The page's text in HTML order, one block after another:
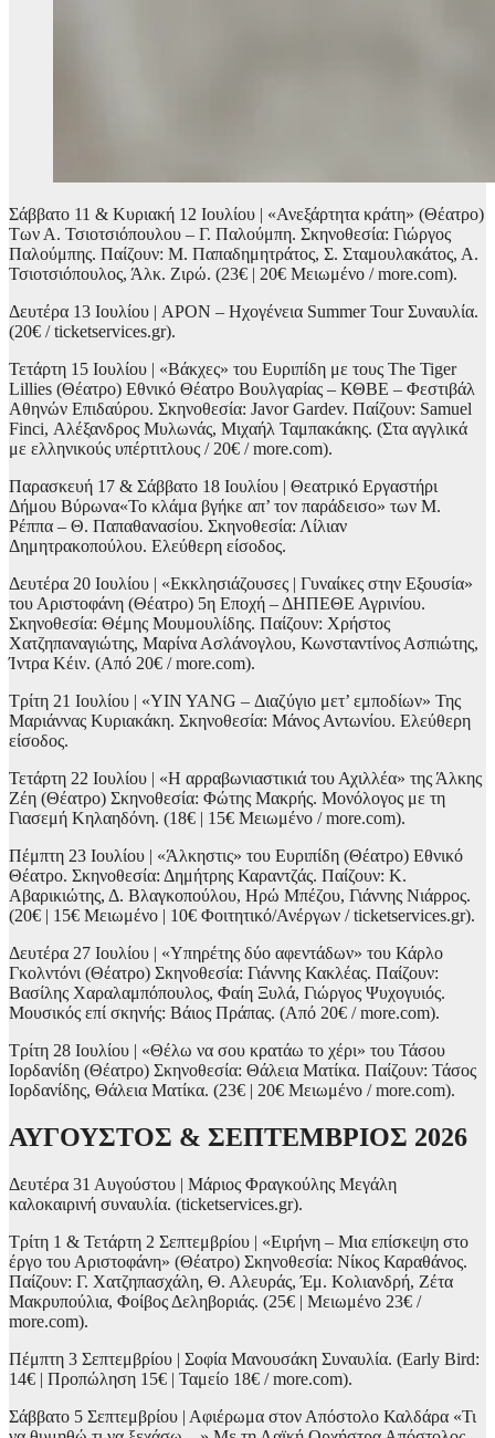
Σάββατο 11 & Κυριακή 12 Ιουλίου | «Ανεξάρτητα κράτη» (Θέατρο)
Των Α. Τσιοτσιόπουλου – Γ. Παλούμπη. Σκηνοθεσία: Γιώργος
Παλούμπης. Παίζουν: Μ. Παπαδημητράτος, Σ. Σταμουλακάτος, Α.
Τσιοτσιόπουλος, Άλκ. Ζιρώ. (23€ | 20€ Μειωμένο / more.com).
Δευτέρα 13 Ιουλίου | APON – Ηχογένεια Summer Tour Συναυλία.
(20€ / ticketservices.gr).
Τετάρτη 15 Ιουλίου | «Βάκχες» του Ευριπίδη με τους The Tiger
Lillies (Θέατρο) Εθνικό Θέατρο Βουλγαρίας – ΚΘΒΕ – Φεστιβάλ
Αθηνών Επιδαύρου. Σκηνοθεσία: Javor Gardev. Παίζουν: Samuel
Finci, Αλέξανδρος Μυλωνάς, Μιχαήλ Ταμπακάκης. (Στα αγγλικά
με ελληνικούς υπέρτιτλους / 20€ / more.com).
Παρασκευή 17 & Σάββατο 18 Ιουλίου | Θεατρικό Εργαστήρι
Δήμου Βύρωνα«Το κλάμα βγήκε απ’ τον παράδεισο» των Μ.
Ρέππα – Θ. Παπαθανασίου. Σκηνοθεσία: Λίλιαν
Δημητρακοπούλου. Ελεύθερη είσοδος.
Δευτέρα 20 Ιουλίου | «Εκκλησιάζουσες | Γυναίκες στην Εξουσία»
του Αριστοφάνη (Θέατρο) 5η Εποχή – ΔΗΠΕΘΕ Αγρινίου.
Σκηνοθεσία: Θέμης Μουμουλίδης. Παίζουν: Χρήστος
Χατζηπαναγιώτης, Μαρίνα Ασλάνογλου, Κωνσταντίνος Ασπιώτης,
Ίντρα Κέιν. (Από 20€ / more.com).
Τρίτη 21 Ιουλίου | «YIN YANG – Διαζύγιο μετ’ εμποδίων» Της
Μαριάννας Κυριακάκη. Σκηνοθεσία: Μάνος Αντωνίου. Ελεύθερη
είσοδος.
Τετάρτη 22 Ιουλίου | «Η αρραβωνιαστικιά του Αχιλλέα» της Άλκης
Ζέη (Θέατρο) Σκηνοθεσία: Φώτης Μακρής. Μονόλογος με τη
Γιασεμή Κηλαηδόνη. (18€ | 15€ Μειωμένο / more.com).
Πέμπτη 23 Ιουλίου | «Άλκηστις» του Ευριπίδη (Θέατρο) Εθνικό
Θέατρο. Σκηνοθεσία: Δημήτρης Καραντζάς. Παίζουν: Κ.
Αβαρικιώτης, Δ. Βλαγκοπούλου, Ηρώ Μπέζου, Γιάννης Νιάρρος.
(20€ | 15€ Μειωμένο | 10€ Φοιτητικό/Ανέργων / ticketservices.gr).
Δευτέρα 27 Ιουλίου | «Υπηρέτης δύο αφεντάδων» του Κάρλο
Γκολντόνι (Θέατρο) Σκηνοθεσία: Γιάννης Κακλέας. Παίζουν:
Βασίλης Χαραλαμπόπουλος, Φαίη Ξυλά, Γιώργος Ψυχογυιός.
Μουσικός επί σκηνής: Βάιος Πράπας. (Από 20€ / more.com).
Τρίτη 28 Ιουλίου | «Θέλω να σου κρατάω το χέρι» του Τάσου
Ιορδανίδη (Θέατρο) Σκηνοθεσία: Θάλεια Ματίκα. Παίζουν: Τάσος
Ιορδανίδης, Θάλεια Ματίκα. (23€ | 20€ Μειωμένο / more.com).
ΑΥΓΟΥΣΤΟΣ & ΣΕΠΤΕΜΒΡΙΟΣ 2026
Δευτέρα 31 Αυγούστου | Μάριος Φραγκούλης Μεγάλη
καλοκαιρινή συναυλία. (ticketservices.gr).
Τρίτη 1 & Τετάρτη 2 Σεπτεμβρίου | «Ειρήνη – Μια επίσκεψη στο
έργο του Αριστοφάνη» (Θέατρο) Σκηνοθεσία: Νίκος Καραθάνος.
Παίζουν: Γ. Χατζηπασχάλη, Θ. Αλευράς, Έμ. Κολιανδρή, Ζέτα
Μακρυπούλια, Φοίβος Δεληβοριάς. (25€ | Μειωμένο 23€ /
more.com).
Πέμπτη 3 Σεπτεμβρίου | Σοφία Μανουσάκη Συναυλία. (Early Bird:
14€ | Προπώληση 15€ | Ταμείο 18€ / more.com).
Σάββατο 5 Σεπτεμβρίου | Αφιέρωμα στον Απόστολο Καλδάρα «Τι